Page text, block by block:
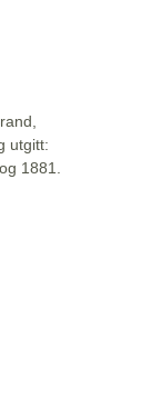
utgitt:
1881.